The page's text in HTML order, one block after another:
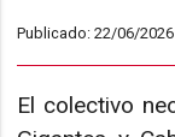
Publicado: 22/06/2026
El colectivo